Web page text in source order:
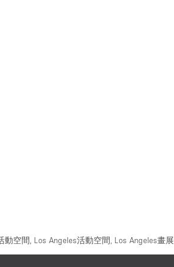
動空間 Los Angeles活動空間 Los Angeles畫展